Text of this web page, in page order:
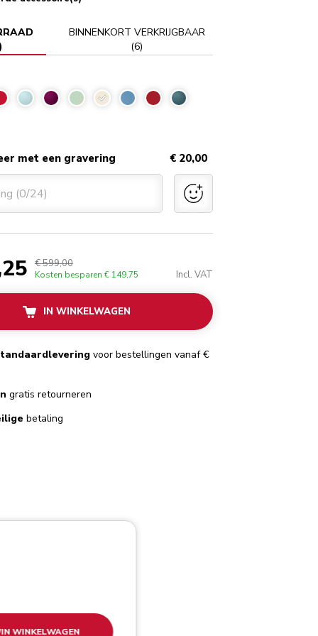
BINNENKORT VERKRIJGBAAR
(6)
Amandelwit
met een gravering € 20,00
(0/24)
€ 599,00
Kosten besparen € 149,75 Incl. VAT
IN WINKELWAGEN
voor bestellingen vanaf €
gratis retourneren
betaling
IN WINKELWAGEN